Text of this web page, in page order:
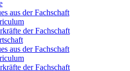
aus der Fachschaft
der Fachschaft
aus der Fachschaft
der Fachschaft